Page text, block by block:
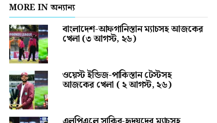
MORE IN অন্যান্য
বাংলাদেশ-আফগানিস্তান ম্যাচসহ আজকের
খেলা (৩ আগস্ট, ২৬)
ওয়েস্ট ইন্ডিজ-পাকিস্তান টেস্টসহ
আজকের খেলা ( ২ আগস্ট, ২৬)